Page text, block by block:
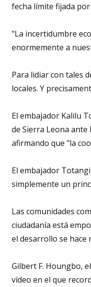
fecha límite fijada
"La incertidumbre
enormemente a
Para lidiar con tales
locales. Y
El embajador Kalilu
de Sierra Leona
afirmando que "la
El embajador
simplemente un
Las comunidades
ciudadanía está
el desarrollo se hace
Gilbert F. Houngbo,
vídeo en el que